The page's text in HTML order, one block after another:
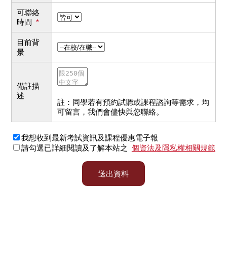
可聯絡
時間 *
目前背
景
備註描
述
註：同學若有預約試聽或課程諮詢等需求，均
可留言，我們會儘快與您聯絡。
我想收到最新考試資訊及課程優惠電子報
請勾選已詳細閱讀及了解本站之 個資法及隱私權相關規範
送出資料